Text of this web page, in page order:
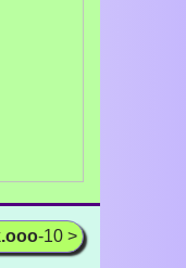
-10 >